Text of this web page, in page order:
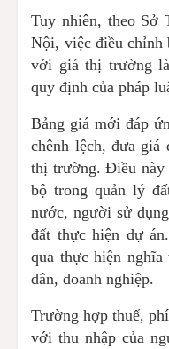
Tuy nhiên, theo Sở
Nội, việc điều chỉnh
với giá thị trường
quy định của pháp
Bảng giá mới đáp
chênh lệch, đưa
thị trường. Điều này
bộ trong quản lý
nước, người sử
đất thực hiện dự
qua thực hiện
dân, doanh nghiệp.
Trường hợp thuế,
với thu nhập của